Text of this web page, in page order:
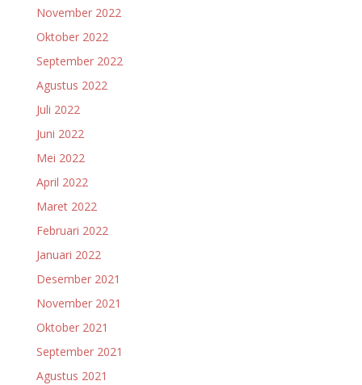
November 2022
Oktober 2022
September 2022
Agustus 2022
Juli 2022
Juni 2022
Mei 2022
April 2022
Maret 2022
Februari 2022
Januari 2022
Desember 2021
November 2021
Oktober 2021
September 2021
Agustus 2021